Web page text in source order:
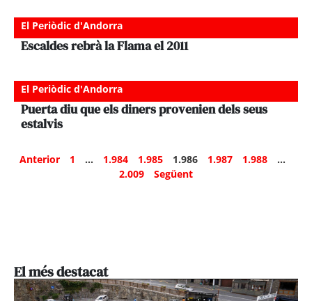
El Periòdic d'Andorra
Escaldes rebrà la Flama el 2011
El Periòdic d'Andorra
Puerta diu que els diners provenien dels seus
estalvis
Anterior 1 … 1.984 1.985 1.986 1.987 1.988
…
2.009
Següent
El més destacat